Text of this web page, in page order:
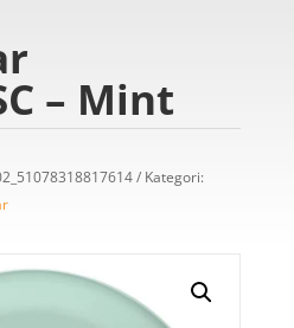
– Mint
Kategori: